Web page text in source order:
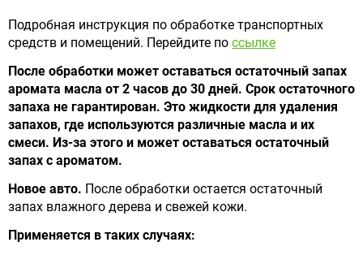
Подробная инструкция по обработке транспортных
средств и помещений. Перейдите поссылке
После обработки может оставаться остаточный запах
аромата масла от 2 часов до 30 дней. Срок остаточного
запаха не гарантирован. Это жидкости для удаления
запахов, где используются различные масла и их
смеси. Из-за этого и может оставаться остаточный
запах с ароматом.
Новое авто. После обработки остается остаточный
запах влажного дерева и свежей кожи.
Применяется в таких случаях: